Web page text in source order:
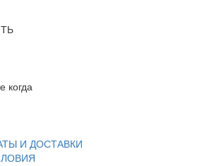
когда
И ДОСТАВКИ